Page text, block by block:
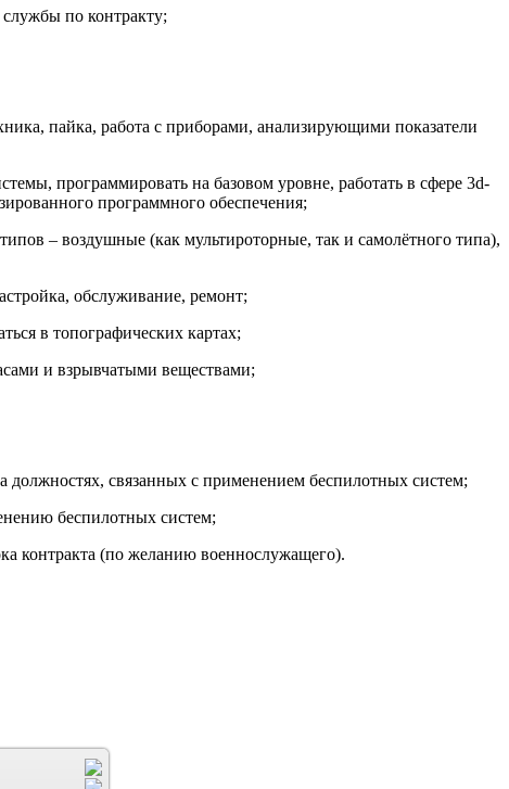
по контракту;
пайка, работа с приборами, анализирующими показатели
программировать на базовом уровне, работать в сфере 3d-
программного обеспечения;
– воздушные (как мультироторные, так и самолётного типа),
обслуживание, ремонт;
в топографических картах;
и взрывчатыми веществами;
связанных с применением беспилотных систем;
беспилотных систем;
контракта (по желанию военнослужащего).